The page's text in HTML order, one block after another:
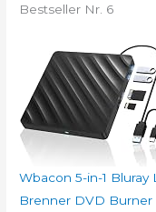
Bestseller Nr. 6
Wbacon 5-in-1
Brenner DVD Burner